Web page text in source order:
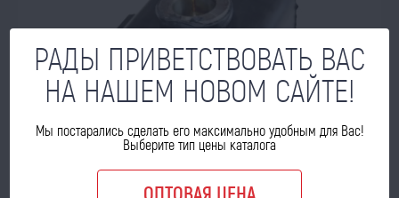
РАДЫ ПРИВЕТСТВОВАТЬ ВАС
НА НАШЕМ НОВОМ САЙТЕ!
Мы постарались сделать его максимально удобным для Вас!
Выберите тип цены каталога
ОПТОВАЯ ЦЕНА